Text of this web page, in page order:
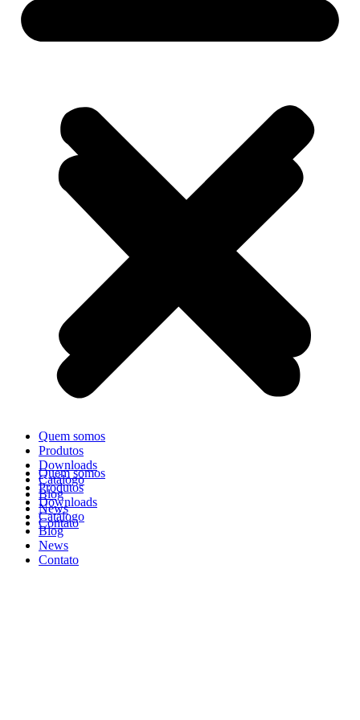
Quem somos
Produtos
Downloads
Catálogo
Blog
News
Contato
Quem somos
Produtos
Downloads
Catálogo
Blog
News
Contato